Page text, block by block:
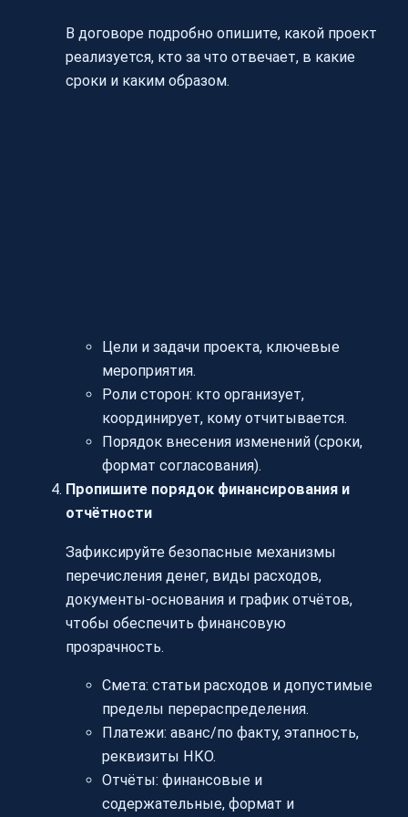
В договоре подробно опишите, какой проект
реализуется, кто за что отвечает, в какие
сроки и каким образом.
Цели и задачи проекта, ключевые
мероприятия.
Роли сторон: кто организует,
координирует, кому отчитывается.
Порядок внесения изменений (сроки,
формат согласования).
Пропишите порядок финансирования и
отчётности
Зафиксируйте безопасные механизмы
перечисления денег, виды расходов,
документы-основания и график отчётов,
чтобы обеспечить финансовую
прозрачность.
Смета: статьи расходов и допустимые
пределы перераспределения.
Платежи: аванс/по факту, этапность,
реквизиты НКО.
Отчёты: финансовые и
содержательные, формат и